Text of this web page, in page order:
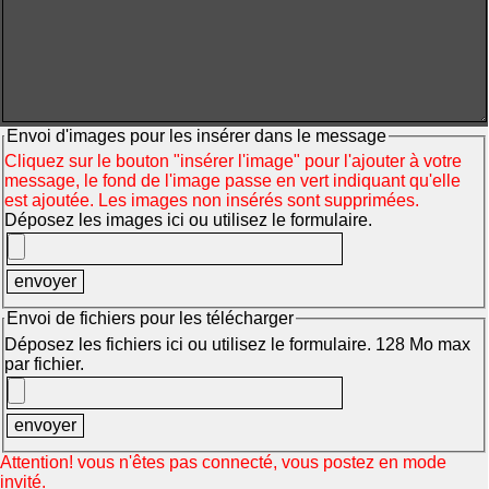
Envoi d'images pour les insérer dans le message
Cliquez sur le bouton "insérer l'image" pour l'ajouter à votre
message, le fond de l'image passe en vert indiquant qu'elle
est ajoutée. Les images non insérés sont supprimées.
Déposez les images ici ou utilisez le formulaire.
Envoi de fichiers pour les télécharger
Déposez les fichiers ici ou utilisez le formulaire. 128 Mo max
par fichier.
Attention! vous n'êtes pas connecté, vous postez en mode
invité.